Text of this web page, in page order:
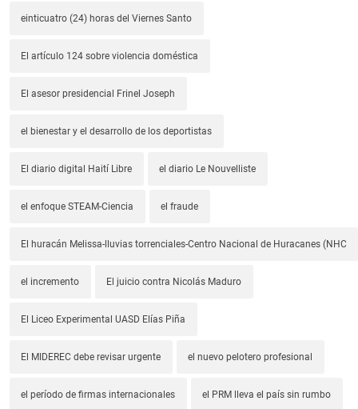
einticuatro (24) horas del Viernes Santo
El artículo 124 sobre violencia doméstica
El asesor presidencial Frinel Joseph
el bienestar y el desarrollo de los deportistas
El diario digital Haití Libre el diario Le Nouvelliste
el enfoque STEAM-Ciencia el fraude
El huracán Melissa-lluvias torrenciales-Centro Nacional de Huracanes (NHC
el incremento El juicio contra Nicolás Maduro
El Liceo Experimental UASD Elías Piña
El MIDEREC debe revisar urgente el nuevo pelotero profesional
el período de firmas internacionales el PRM lleva el país sin rumbo